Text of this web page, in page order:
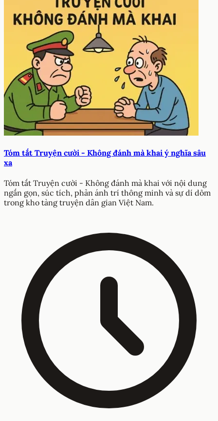
Tóm tắt Truyện cười - Không đánh mà khai ý nghĩa sâu
xa
Tóm tắt Truyện cười - Không đánh mà khai với nội dung
ngắn gọn, súc tích, phản ánh trí thông minh và sự dí dỏm
trong kho tàng truyện dân gian Việt Nam.